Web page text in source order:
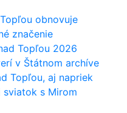
obnovuje
značenie
Topľou 2026
v Štátnom archíve
Topľou, aj napriek
s Mirom